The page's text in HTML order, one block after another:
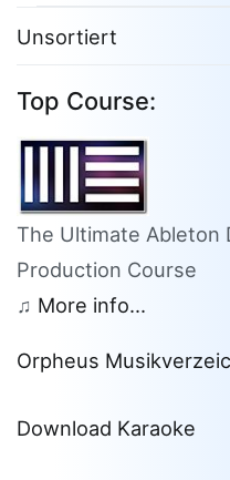
Unsortiert
Top Course:
The Ultimate Ableton
Production Course
♫ More info...
Orpheus
Download Karaoke